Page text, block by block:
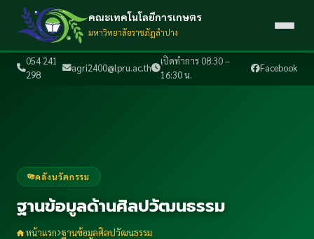
054 241
298
agri2400@lpru.ac.th
เปิดทำการ 08:30 –
16:30 น.
Facebook
คณะเทคโนโลยีการเกษตร
มหาวิทยาลัยราชภัฏลำปาง
คลังนวัตกรรม
ฐานข้อมูลด้านศิลปวัฒนธรรม
หน้าแรก ฐานข้อมูลศิลปวัฒนธรรม